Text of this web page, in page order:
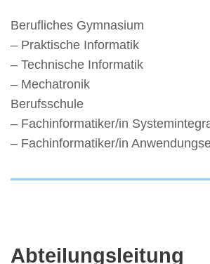
Berufliches Gymnasium
– Praktische Informatik
– Technische Informatik
– Mechatronik
Berufsschule
– Fachinformatiker/in
– Fachinformatiker/in
Abteilungsleitung